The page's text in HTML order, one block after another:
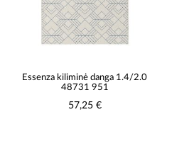
Essenza kiliminė danga 1.4/2.0
48731 951
57,25 €